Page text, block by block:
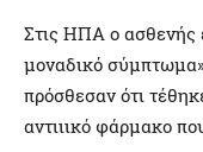
Στις ΗΠΑ ο ασθενής
μοναδικό
πρόσθεσαν ότι
αντιιικό φάρμακο